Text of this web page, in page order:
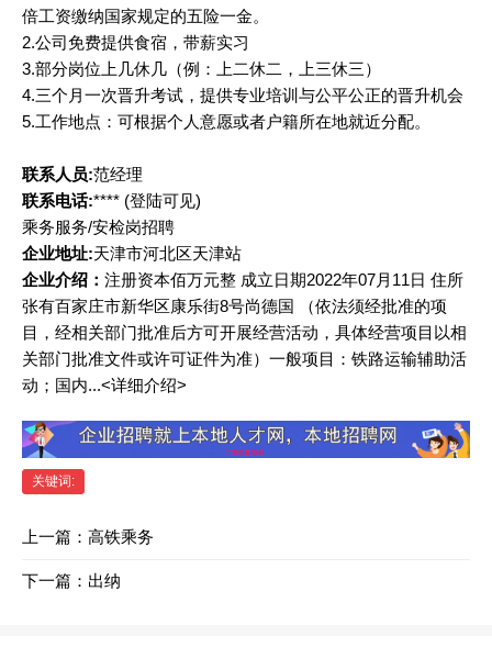
倍工资缴纳国家规定的五险一金。
2.公司免费提供食宿，带薪实习
3.部分岗位上几休几（例：上二休二，上三休三）
4.三个月一次晋升考试，提供专业培训与公平公正的晋升机会
5.工作地点：可根据个人意愿或者户籍所在地就近分配。
联系人员:范经理
联系电话:**** (登陆可见)
乘务服务/安检岗招聘
企业地址:天津市河北区天津站
企业介绍： 注册资本佰万元整 成立日期2022年07月11日 住所
张有百家庄市新华区康乐街8号尚德国 （依法须经批准的项
目，经相关部门批准后方可开展经营活动，具体经营项目以相
关部门批准文件或许可证件为准）一般项目：铁路运输辅助活
动；国内...<详细介绍>
关键词:
上一篇： 高铁乘务
下一篇： 出纳